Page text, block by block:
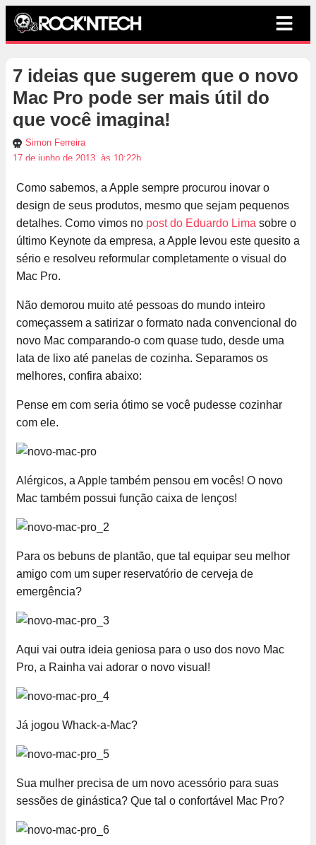
7 ideias que sugerem que o novo
Mac Pro pode ser mais útil do
que você imagina!
Simon Ferreira
17 de junho de 2013, às 10:22h
Como sabemos, a Apple sempre procurou inovar o
design de seus produtos, mesmo que sejam pequenos
detalhes. Como vimos no post do Eduardo Lima sobre o
último Keynote da empresa, a Apple levou este quesito a
sério e resolveu reformular completamente o visual do
Mac Pro.
Não demorou muito até pessoas do mundo inteiro
começassem a satirizar o formato nada convencional do
novo Mac comparando-o com quase tudo, desde uma
lata de lixo até panelas de cozinha. Separamos os
melhores, confira abaixo:
Pense em com seria ótimo se você pudesse cozinhar
com ele.
Alérgicos, a Apple também pensou em vocês! O novo
Mac também possui função caixa de lenços!
Para os bebuns de plantão, que tal equipar seu melhor
amigo com um super reservatório de cerveja de
emergência?
Aqui vai outra ideia geniosa para o uso dos novo Mac
Pro, a Rainha vai adorar o novo visual!
Já jogou Whack-a-Mac?
Sua mulher precisa de um novo acessório para suas
sessões de ginástica? Que tal o confortável Mac Pro?